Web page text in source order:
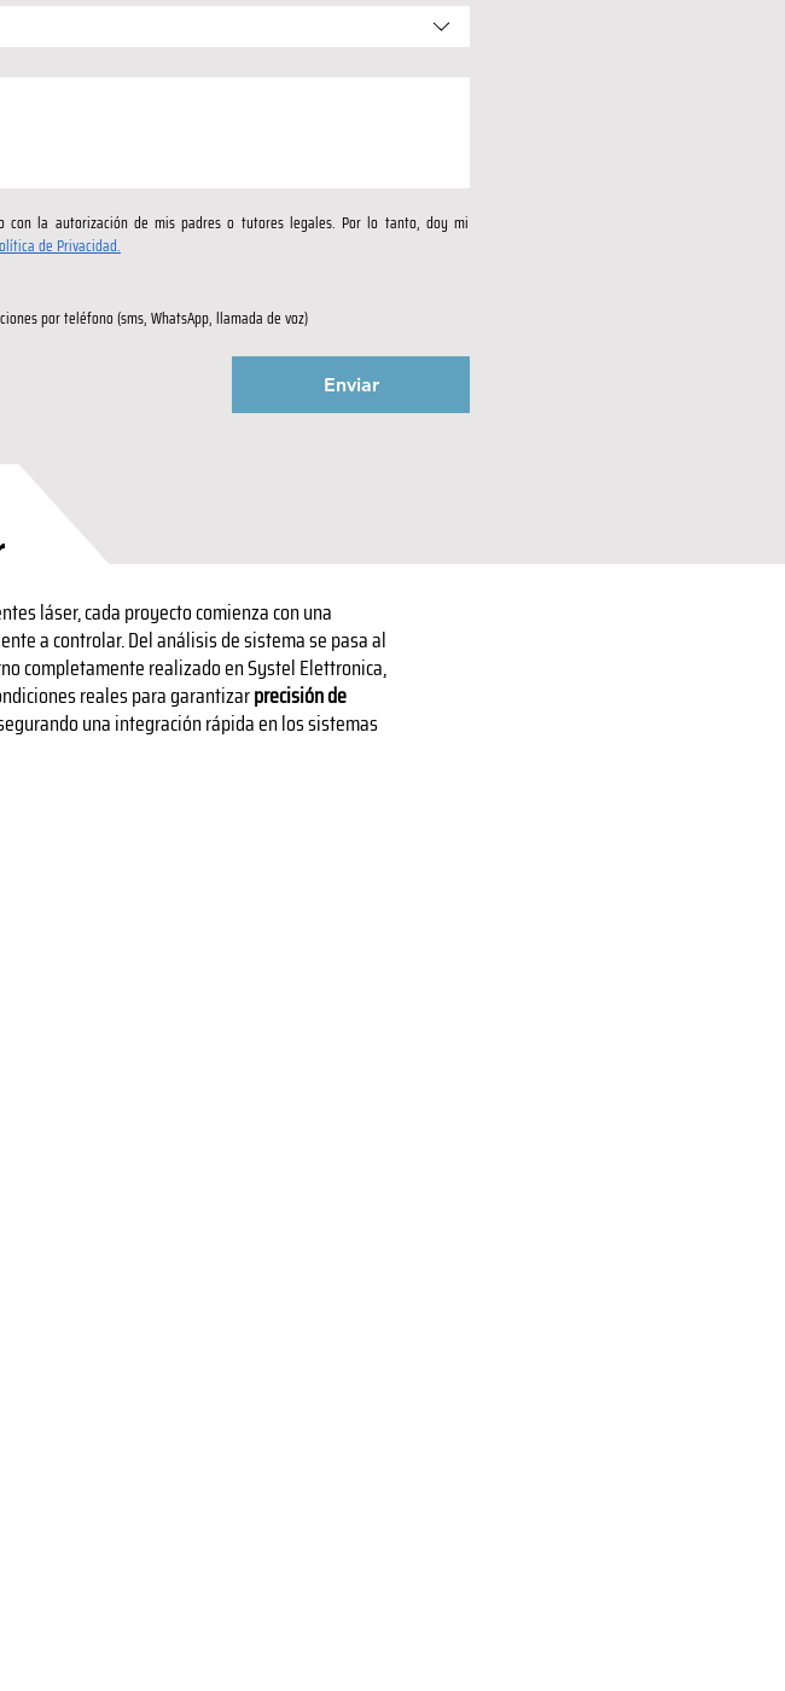
la autorización de mis padres o tutores legales. Por lo tanto, doy mi
de Privacidad.
por teléfono (sms, WhatsApp, llamada de voz)
Enviar
láser, cada proyecto comienza con una
a controlar. Del análisis de sistema se pasa al
completamente realizado en Systel Elettronica,
reales para garantizarprecisión de
una integración rápida en los sistemas